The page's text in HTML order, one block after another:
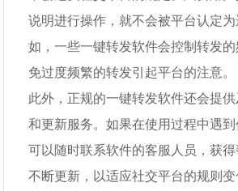
说明进行操作，就不会被平台认定
如，一些一键转发软件会控制转发
免过度频繁的转发引起平台的注意。
此外，正规的一键转发软件还会提
和更新服务。如果在使用过程中遇
可以随时联系软件的客服人员，获
不断更新，以适应社交平台的规则